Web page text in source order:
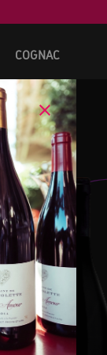
COGNAC